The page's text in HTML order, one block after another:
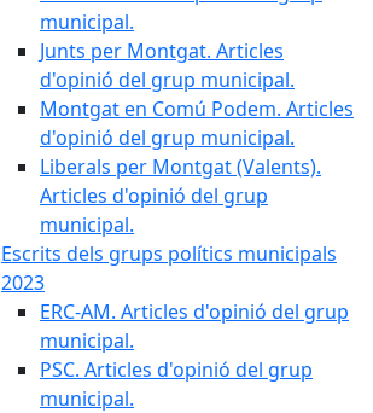
municipal.
Junts per Montgat. Articles
d'opinió del grup municipal.
Montgat en Comú Podem. Articles
d'opinió del grup municipal.
Liberals per Montgat (Valents).
Articles d'opinió del grup
municipal.
Escrits dels grups polítics municipals
2023
ERC-AM. Articles d'opinió del grup
municipal.
PSC. Articles d'opinió del grup
municipal.